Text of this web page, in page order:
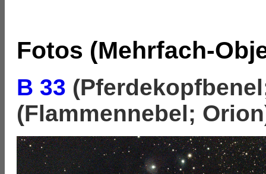
Fotos (Mehrfach-
B 33
(Flammennebel;